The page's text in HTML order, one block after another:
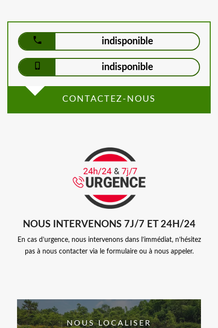
indisponible
indisponible
CONTACTEZ-NOUS
NOUS INTERVENONS 7J/7 ET 24H/24
En cas d’urgence, nous intervenons dans l’immédiat, n’hésitez
pas à nous contacter via le formulaire ou à nous appeler.
NOUS LOCALISER